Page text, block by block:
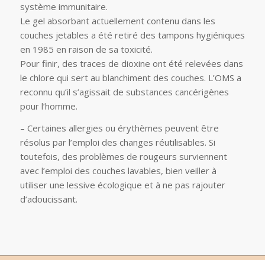
système immunitaire.
Le gel absorbant actuellement contenu dans les
couches jetables a été retiré des tampons hygiéniques
en 1985 en raison de sa toxicité.
Pour finir, des traces de dioxine ont été relevées dans
le chlore qui sert au blanchiment des couches. L’OMS a
reconnu qu’il s’agissait de substances cancérigènes
pour l’homme.
– Certaines allergies ou érythèmes peuvent être
résolus par l’emploi des changes réutilisables. Si
toutefois, des problèmes de rougeurs surviennent
avec l’emploi des couches lavables, bien veiller à
utiliser une lessive écologique et à ne pas rajouter
d’adoucissant.